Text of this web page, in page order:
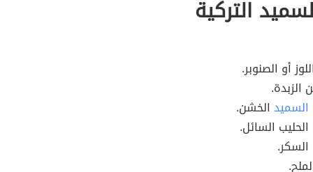
التركية
أو الصنوبر.
الزبدة.
السميد الخشن.
السائل.